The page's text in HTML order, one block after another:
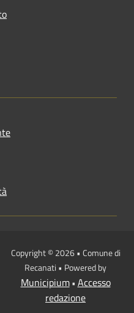
Copyright © 2026 • Comune di
Recanati • Powered by
Municipium• Accesso
redazione